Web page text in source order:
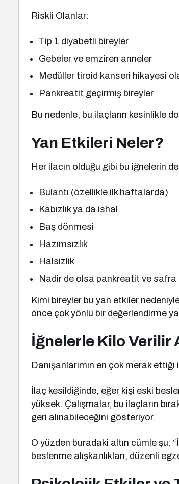
Riskli Olanlar:
Tip 1 diyabetli bireyler
Gebeler ve emziren anneler
Medüller tiroid kanseri hikayesi
Pankreatit geçirmiş bireyler
Bu nedenle, bu ilaçların kesinlikle
Yan Etkileri Neler?
Her ilacın olduğu gibi bu iğnelerin
Bulantı (özellikle ilk haftalarda)
Kabızlık ya da ishal
Baş dönmesi
Hazımsızlık
Halsizlik
Nadir de olsa pankreatit ve safra
Kimi bireyler bu yan etkiler
önce çok yönlü bir değerlendirme
İğnelerle Kilo Verilir
Danışanlarımın en çok merak
İlaç kesildiğinde, eğer kişi eski
yüksek. Çalışmalar, bu ilaçların
geri alınabileceğini gösteriyor.
O yüzden buradaki altın cümle şu:
beslenme alışkanlıkları, düzenli